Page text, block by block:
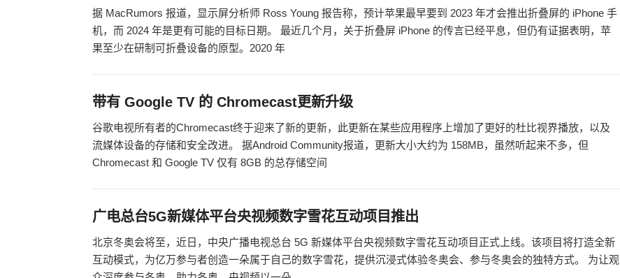
据 MacRumors 报道，显示屏分析师 Ross Young 报告称，预计苹果最早要到 2023 年才会推出折叠屏的 iPhone 手
机，而 2024 年是更有可能的目标日期。 最近几个月，关于折叠屏 iPhone 的传言已经平息，但仍有证据表明，苹
果至少在研制可折叠设备的原型。2020 年
带有 Google TV 的 Chromecast更新升级
谷歌电视所有者的Chromecast终于迎来了新的更新，此更新在某些应用程序上增加了更好的杜比视界播放，以及
流媒体设备的存储和安全改进。 据Android Community报道，更新大小大约为 158MB，虽然听起来不多，但
Chromecast 和 Google TV 仅有 8GB 的总存储空间
广电总台5G新媒体平台央视频数字雪花互动项目推出
北京冬奥会将至，近日，中央广播电视总台 5G 新媒体平台央视频数字雪花互动项目正式上线。该项目将打造全新
互动模式，为亿万参与者创造一朵属于自己的数字雪花，提供沉浸式体验冬奥会、参与冬奥会的独特方式。 为让观